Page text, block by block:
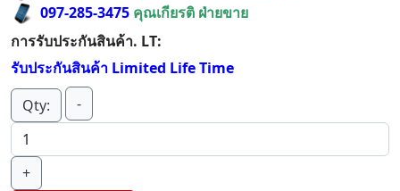
097-285-3475 คุณเกียรติ ฝ่ายขาย
การรับประกันสินค้า. LT:
รับประกันสินค้า Limited Life Time
Qty:
-
+